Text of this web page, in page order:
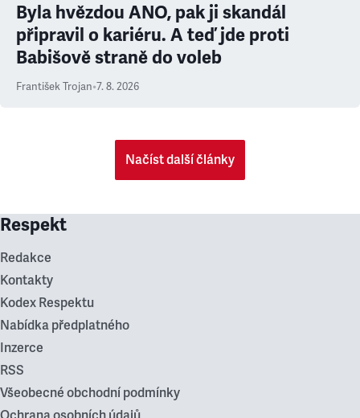
Byla hvězdou ANO, pak ji skandál
připravil o kariéru. A teď jde proti
Babišově straně do voleb
František Trojan•7. 8. 2026
Načíst další články
Respekt
Redakce
Kontakty
Kodex Respektu
Nabídka předplatného
Inzerce
RSS
Všeobecné obchodní podmínky